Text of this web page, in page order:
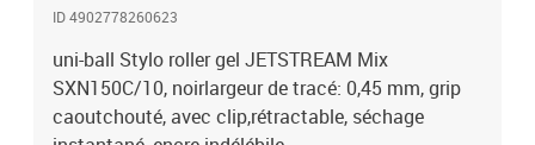
ID 4902778260623
uni-ball Stylo roller gel JETSTREAM Mix
SXN150C/10, noirlargeur de tracé: 0,45 mm, grip
caoutchouté, avec clip,rétractable, séchage